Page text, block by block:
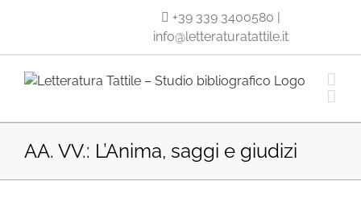
+39 339 3400580 |
info@letteraturatattile.it
AA. VV.: L’Anima, saggi e giudizi